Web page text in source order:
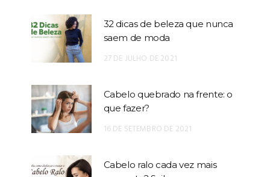
32 dicas de beleza que nunca
saem de moda
27 DE JULHO DE 2021
Cabelo quebrado na frente: o
que fazer?
16 DE SETEMBRO DE 2021
Cabelo ralo cada vez mais